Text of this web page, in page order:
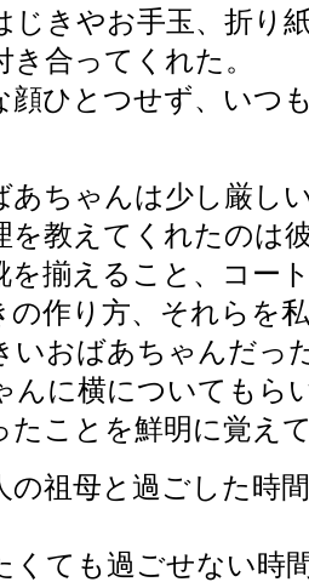
じきやお手玉、折り
合ってくれた。
顔ひとつせず、いつ
あちゃんは少し厳し
を教えてくれたのは
を揃えること、コー
の作り方、それらを
いおばあちゃんだっ
んに横についてもら
たことを鮮明に覚え
の祖母と過ごした時
くても過ごせない時